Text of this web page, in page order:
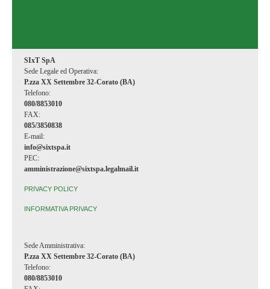
Segnalazione illeciti
Altri contenuti
COLLEGAMENTI RAPIDI
ICI/IMU
TOSAP
Pubblicità e Pubbliche Affissioni
Lampade Votive
TARI
SERVIZI AL CITTADINO
CONTATTACI
SIxT SpA
Sede Legale ed Operativa:
P.zza XX Settembre 32-Corato (BA)
Telefono:
080/8853010
FAX:
085/3850838
E-mail:
info@sixtspa.it
PEC:
amministrazione@sixtspa.legalmail.it
PRIVACY POLICY
INFORMATIVA PRIVACY
Sede Amministrativa:
P.zza XX Settembre 32-Corato (BA)
Telefono:
080/8853010